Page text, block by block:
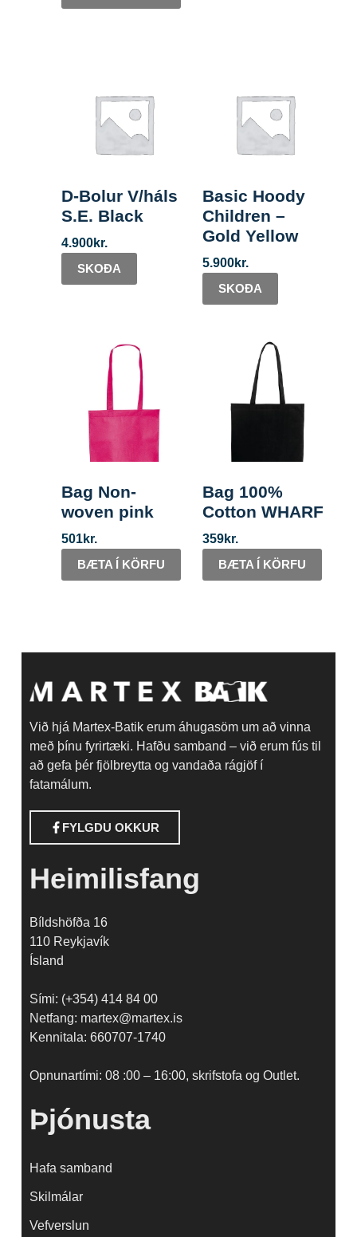
D-Bolur V/háls
S.E. Black
4.900kr.
SKOÐA
Basic Hoody
Children –
Gold Yellow
5.900kr.
SKOÐA
Bag Non-
woven pink
501kr.
BÆTA Í KÖRFU
Bag 100%
Cotton WHARF
359kr.
BÆTA Í KÖRFU
Við hjá Martex-Batik erum áhugasöm um að vinna
með þínu fyrirtæki. Hafðu samband – við erum fús til
að gefa þér fjölbreytta og vandaða rágjöf í
fatamálum.
FYLGDU OKKUR
Heimilisfang
Bíldshöfða 16
110 Reykjavík
Ísland
Sími: (+354) 414 84 00
Netfang: martex@martex.is
Kennitala: 660707-1740
Opnunartími: 08 :00 – 16:00, skrifstofa og Outlet.
Þjónusta
Hafa samband
Skilmálar
Vefverslun